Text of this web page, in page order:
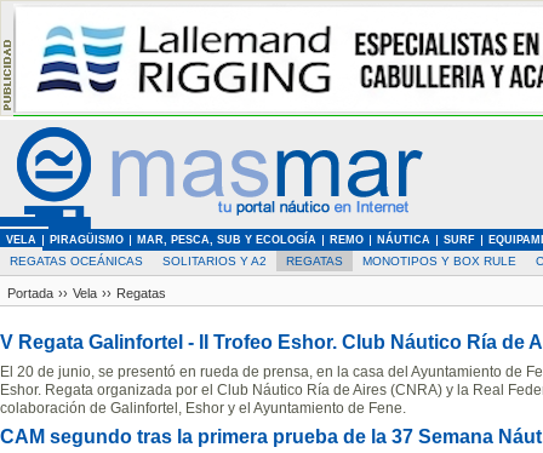
VELA PIRAGÜISMO MAR, PESCA, SUB Y ECOLOGÍA REMO NÁUTICA SURF
REGATAS OCEÁNICAS SOLITARIOS Y A2 REGATAS MONOTIPOS Y BOX RULE
Portada ›› Vela ›› Regatas
V Regata Galinfortel - II Trofeo Eshor. Club Náutico Ría de
El 20 de junio, se presentó en rueda de prensa, en la casa del Ayuntamiento de
Eshor. Regata organizada por el Club Náutico Ría de Aires (CNRA) y la Real
colaboración de Galinfortel, Eshor y el Ayuntamiento de Fene.
CAM segundo tras la primera prueba de la 37 Semana